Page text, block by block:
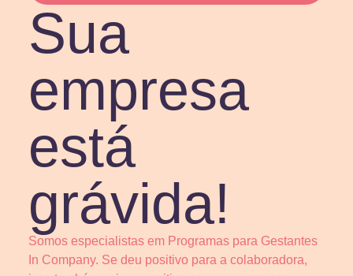
Sua
empresa
está
grávida!
Somos especialistas em Programas para Gestantes
In Company. Se deu positivo para a colaboradora,